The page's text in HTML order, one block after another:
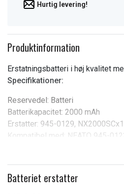
Hurtig levering!
Produktinformation
Erstatningsbatteri i høj kvalitet
Specifikationer:
Reservedel: Batteri
Batterikapacitet: 2000 mAh
Erstatter: 945-0129,
Kompatibel med: NEATO 945-
945-0179 Botvac 70e Botvac 75
Spænding:
Batteriet erstatter